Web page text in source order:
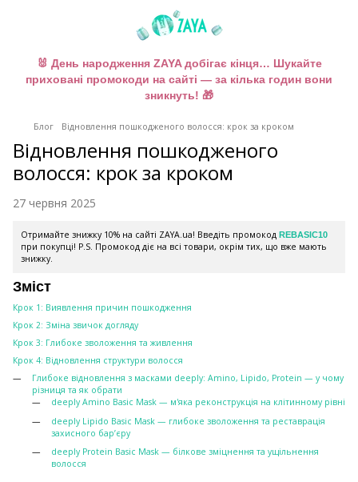
🐰 День народження ZAYA добігає кінця… Шукайте
приховані промокоди на сайті — за кілька годин вони
зникнуть! 🎁
Блог Відновлення пошкодженого волосся: крок за кроком
Відновлення пошкодженого
волосся: крок за кроком
27 червня 2025
Отримайте знижку 10% на сайті ZAYA.ua! Введіть промокод REBASIC10
при покупці! P.S. Промокод діє на всі товари, окрім тих, що вже мають
знижку.
Зміст
Крок 1: Виявлення причин пошкодження
Крок 2: Зміна звичок догляду
Крок 3: Глибоке зволоження та живлення
Крок 4: Відновлення структури волосся
Глибоке відновлення з масками deeply: Amino, Lipido, Protein — у чому
різниця та як обрати
deeply Amino Basic Mask — м'яка реконструкція на клітинному рівні
deeply Lipido Basic Mask — глибоке зволоження та реставрація
захисного бар’єру
deeply Protein Basic Mask — білкове зміцнення та ущільнення
волосся